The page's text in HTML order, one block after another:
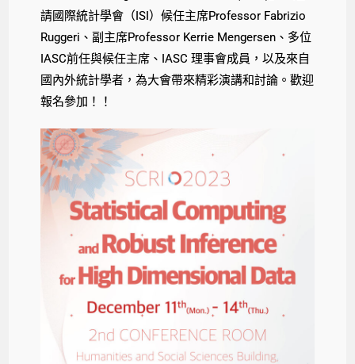
請國際統計學會（ISI）候任主席Professor Fabrizio
Ruggeri、副主席Professor Kerrie Mengersen、多位
IASC前任與候任主席、IASC 理事會成員，以及來自
國內外統計學者，為大會帶來精彩演講和討論。歡迎
報名參加！！